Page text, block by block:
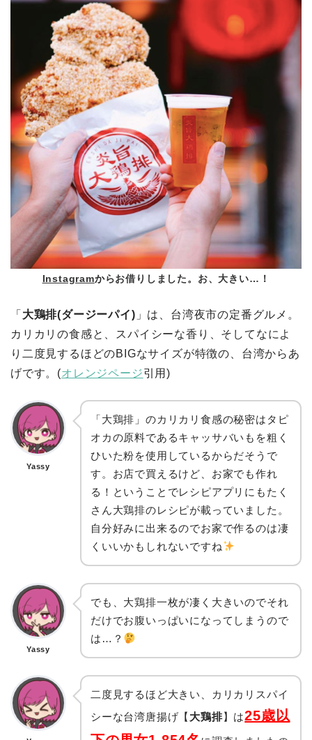
Instagramからお借りしました。お、大きい…！
「 大鶏排(ダージーパイ) 」は、台湾夜市の定番グルメ。
カリカリの食感と、スパイシーな香り、そしてなによ
り二度見するほどのBIGなサイズが特徴の、台湾からあ
げです。(オレンジページ引用)
Yassy
「大鶏排」のカリカリ食感の秘密はタピ
オカの原料であるキャッサバいもを粗く
ひいた粉を使用しているからだそうで
す。お店で買えるけど、お家でも作れ
る！ということでレシピアプリにもたく
さん大鶏排のレシピが載っていました。
自分好みに出来るのでお家で作るのは凄
くいいかもしれないですね
Yassy
でも、大鶏排一枚が凄く大きいのでそれ
だけでお腹いっぱいになってしまうので
は…？
二度見するほど大きい、カリカリスパイ
シーな台湾唐揚げ【 大鶏排】は25歳以